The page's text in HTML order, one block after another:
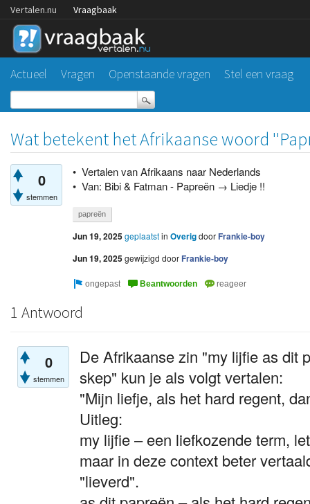
Vertalen.nu Vraagbaak
Actueel Vragen Openstaande vragen Stel een vraag
Wat betekent het Afrikaanse woord
0
stemmen
• Vertalen van Afrikaans naar Nederlands
• Van: Bibi & Fatman - Papreën → Liedje !!
papreën
Jun 19, 2025geplaatstin OverigdoorFrankie-boy
Jun 19, 2025gewijzigd doorFrankie-boy
1 Antwoord
0
stemmen
De Afrikaanse zin "my lijfie as dit
skep" kun je als volgt vertalen:
"Mijn liefje, als het hard regent,
Uitleg:
my lijfie – een liefkozende term,
maar in deze context beter
"lieverd".